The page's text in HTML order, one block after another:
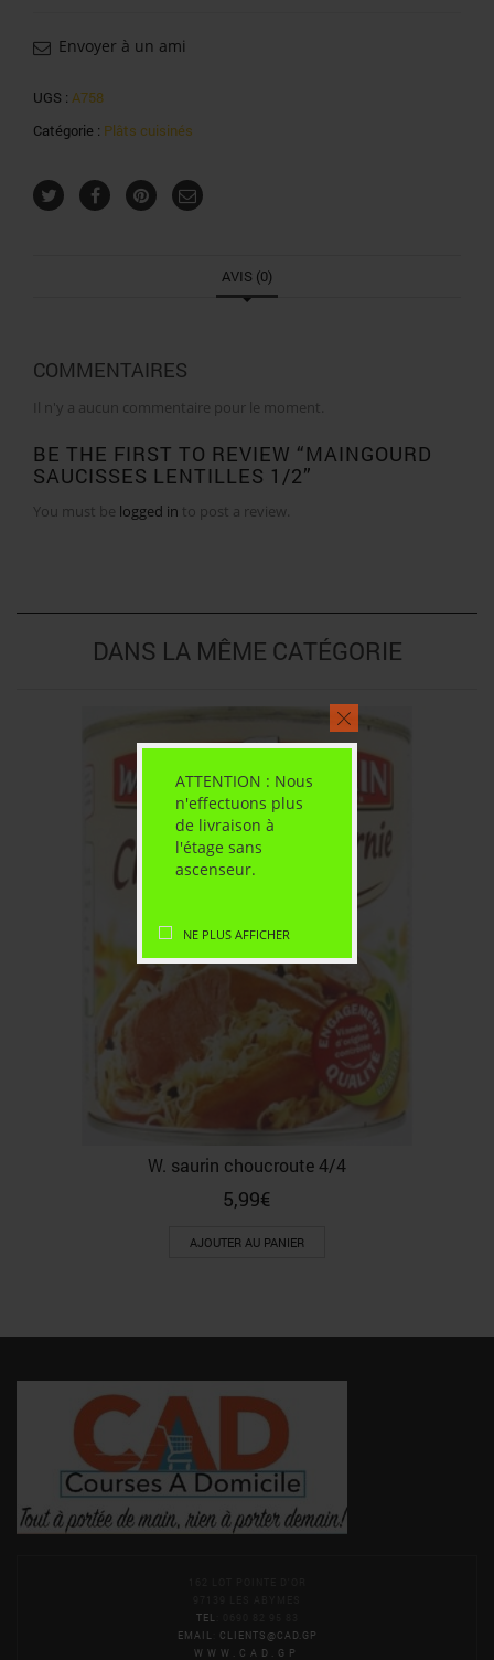
ATTENTION : Nous
n'effectuons plus
de livraison à
l'étage sans
ascenseur.
NE PLUS AFFICHER
lentillesEnvoyer à un ami
UGS : A758
Catégorie : Plâts cuisinés
AVIS (0)
COMMENTAIRES
Il n'y a aucun commentaire pour le moment.
BE THE FIRST TO REVIEW “MAINGOURD
SAUCISSES LENTILLES 1/2”
You must be logged in to post a review.
DANS LA MÊME CATÉGORIE
W. saurin choucroute 4/4
5,99€
AJOUTER AU PANIER
TEL
EMAIL
CLIENTS@CAD.GP
WWW.CAD.GP